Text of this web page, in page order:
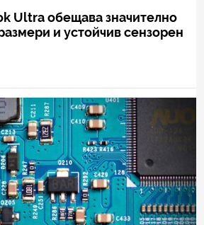
Ultra обещава значително
и устойчив сензорен